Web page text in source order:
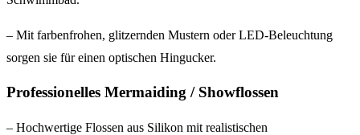
– Mit farbenfrohen, glitzernden Mustern oder LED-Beleuchtung
sorgen sie für einen optischen Hingucker.
Professionelles Mermaiding / Showflossen
– Hochwertige Flossen aus Silikon mit realistischen